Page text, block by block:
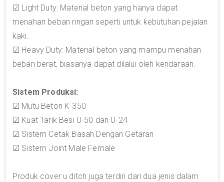
☑ Light Duty: Material beton yang hanya dapat
menahan beban ringan seperti untuk kebutuhan pejalan
kaki.
☑ Heavy Duty: Material beton yang mampu menahan
beban berat, biasanya dapat dilalui oleh kendaraan.
Sistem Produksi:
☑ Mutu Beton K-350
☑ Kuat Tarik Besi U-50 dan U-24
☑ Sistem Cetak Basah Dengan Getaran
☑ Sistem Joint Male Female
Produk cover u ditch juga terdiri dari dua jenis dalam